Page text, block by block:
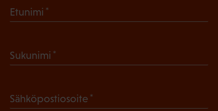
Etunimi
l
Sukunimi
k
Sähköpostiosoite